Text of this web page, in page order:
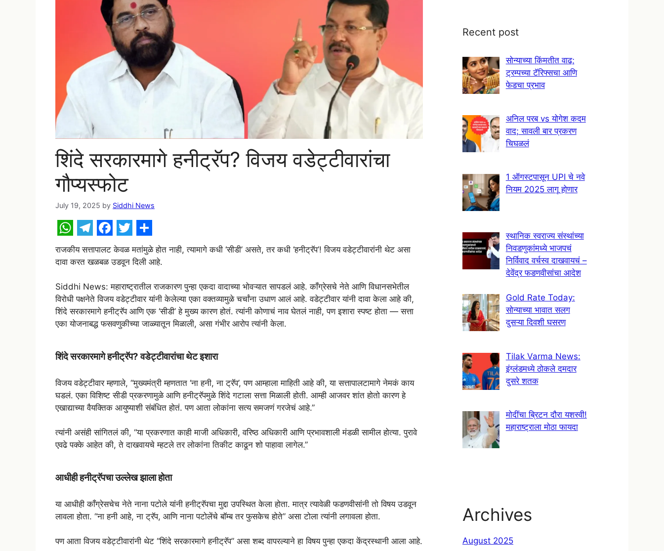
शिंदे सरकारमागे हनीट्रॅप? विजय वडेट्टीवारांचा
गौप्यस्फोट
July 19, 2025 by Siddhi News
W
h
t
s
A
p
T
e
e
g
r
m
F
a
e
b
o
k
T
w
t
t
e
S
h
r
e
राजकीय सत्तापालट केवळ मतांमुळे होत नाही, त्यामागे कधी ‘सीडी’ असते, तर कधी ‘हनीट्रॅप’! विजय वडेट्टीवारांनी थेट असा
दावा करत खळबळ उडवून दिली आहे.
Siddhi News: महाराष्ट्रातील राजकारण पुन्हा एकदा वादाच्या भोवऱ्यात सापडलं आहे. काँग्रेसचे नेते आणि विधानसभेतील
विरोधी पक्षनेते विजय वडेट्टीवार यांनी केलेल्या एका वक्तव्यामुळे चर्चांना उधाण आलं आहे. वडेट्टीवार यांनी दावा केला आहे की,
शिंदे सरकारमागे हनीट्रॅप आणि एक ‘सीडी’ हे मुख्य कारण होतं. त्यांनी कोणाचं नाव घेतलं नाही, पण इशारा स्पष्ट होता — सत्ता
एका योजनाबद्ध फसवणुकीच्या जाळ्यातून मिळाली, असा गंभीर आरोप त्यांनी केला.
शिंदे सरकारमागे हनीट्रॅप? वडेट्टीवारांचा थेट इशारा
विजय वडेट्टीवार म्हणाले, “मुख्यमंत्री म्हणतात ‘ना हनी, ना ट्रॅप’, पण आम्हाला माहिती आहे की, या सत्तापालटामागे नेमकं काय
घडलं. एका विशिष्ट सीडी प्रकरणामुळे आणि हनीट्रॅपमुळे शिंदे गटाला सत्ता मिळाली होती. आम्ही आजवर शांत होतो कारण हे
एखाद्याच्या वैयक्तिक आयुष्याशी संबंधित होतं. पण आता लोकांना सत्य समजणं गरजेचं आहे.”
त्यांनी असंही सांगितलं की, “या प्रकरणात काही माजी अधिकारी, वरिष्ठ अधिकारी आणि प्रभावशाली मंडळी सामील होत्या. पुरावे
एवढे पक्के आहेत की, ते दाखवायचे म्हटले तर लोकांना तिकीट काढून शो पाहावा लागेल.”
आधीही हनीट्रॅपचा उल्लेख झाला होता
या आधीही काँग्रेसचेच नेते नाना पटोले यांनी हनीट्रॅपचा मुद्दा उपस्थित केला होता. मात्र त्यावेळी फडणवीसांनी तो विषय उडवून
लावला होता. “ना हनी आहे, ना ट्रॅप, आणि नाना पटोलेंचे बॉम्ब तर फुसकेच होते” असा टोला त्यांनी लगावला होता.
पण आता विजय वडेट्टीवारांनी थेट “शिंदे सरकारमागे हनीट्रॅप” असा शब्द वापरल्याने हा विषय पुन्हा एकदा केंद्रस्थानी आला आहे.
Recent post
सोन्याच्या किंमतीत वाढ;
ट्रम्पच्या टॅरिफ्सचा आणि
फेडचा प्रभाव
अनिल परब vs योगेश कदम
वाद; सावली बार प्रकरण
चिघळलं
1 ऑगस्टपासून UPI चे नवे
नियम 2025 लागू होणार
स्थानिक स्वराज्य संस्थांच्या
निवडणुकांमध्ये भाजपचं
निर्विवाद वर्चस्व दाखवायचं –
देवेंद्र फडणवीसांचा आदेश
Gold Rate Today:
सोन्याच्या भावात सलग
दुसऱ्या दिवशी घसरण
Tilak Varma News:
इंग्लंडमध्ये ठोकले दमदार
दुसरे शतक
मोदींचा ब्रिटन दौरा यशस्वी!
महाराष्ट्राला मोठा फायदा
Archives
August 2025